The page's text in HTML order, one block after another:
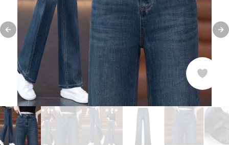
Previous slide